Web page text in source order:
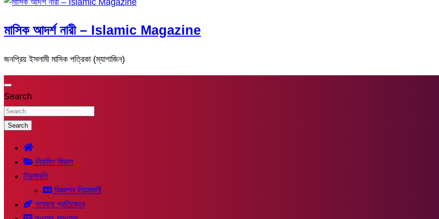
মাসিক আদর্শ নারী – Islamic Magazine
জনপ্রিয় ইসলামী মাসিক পত্রিকা (ম্যাগাজিন)
Search
Search
নিয়মিত বিভাগ
নিয়মাবলি
বিজ্ঞাপন নিয়মাবলী
গবেষণা প্রতিবেদন